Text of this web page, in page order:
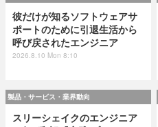
彼だけが知るソフトウェアサ
ポートのために引退生活から
呼び戻されたエンジニア
2026.8.10 Mon 8:10
製品・サービス・業界動向
スリーシェイクのエンジニア